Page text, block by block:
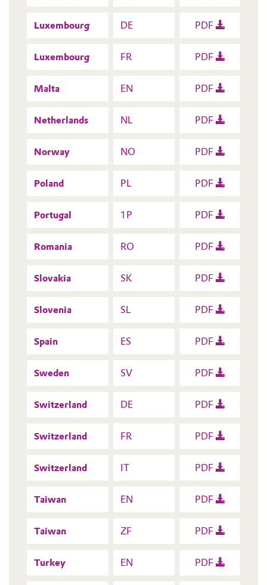
Luxembourg DE PDF
Luxembourg FR PDF
Malta EN PDF
Netherlands NL PDF
Norway NO PDF
Poland PL PDF
Portugal 1P PDF
Romania RO PDF
Slovakia SK PDF
Slovenia SL PDF
Spain ES PDF
Sweden SV PDF
Switzerland DE PDF
Switzerland FR PDF
Switzerland IT PDF
Taiwan EN PDF
Taiwan ZF PDF
Turkey EN PDF